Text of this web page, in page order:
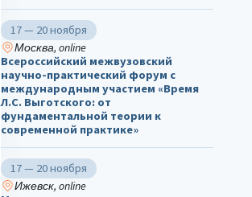
17 — 20 ноября
Москва, online
Всероссийский межвузовский
научно-практический форум с
международным участием «Время
Л.С. Выготского: от
фундаментальной теории к
современной практике»
17 — 20 ноября
Ижевск, online